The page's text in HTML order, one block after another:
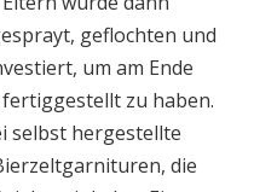
geflochten und
um am Ende
zu haben.
selbst hergestellte
die